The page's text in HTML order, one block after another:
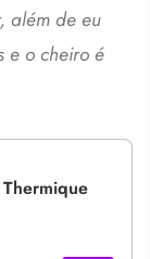
além de eu
e o cheiro é